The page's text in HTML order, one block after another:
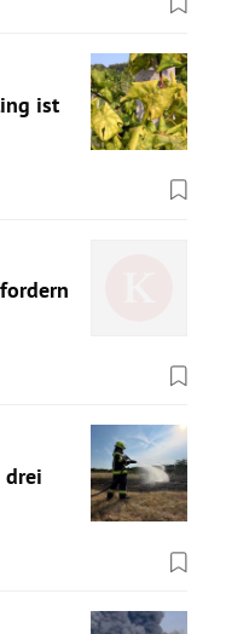
ist
drei